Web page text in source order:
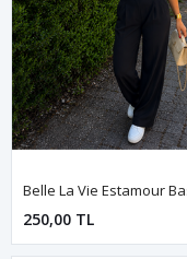
250,00 TL